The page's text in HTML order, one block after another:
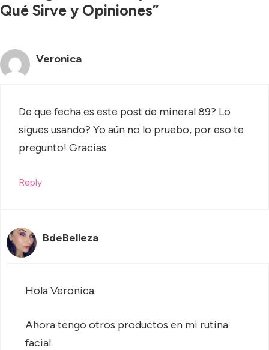
Qué Sirve y Opiniones”
Veronica
De que fecha es este post de mineral 89? Lo
sigues usando? Yo aún no lo pruebo, por eso te
pregunto! Gracias
Reply
BdeBelleza
Hola Veronica.
Ahora tengo otros productos en mi rutina
facial.